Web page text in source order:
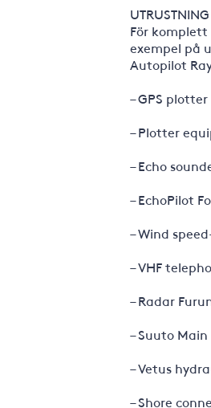
UTRUSTNING
För
exempel på
Autopilot
– GPS
– Plotter
– Echo
– EchoPilot
– Wind
– VHF
– Radar
– Suuto
– Vetus
– Shore